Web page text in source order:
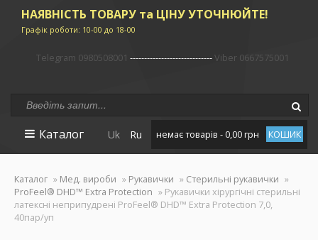
НАЯВНІСТЬ ТОВАРУ та ЦІНУ УТОЧНЮЙТЕ!
Графік роботи: 10-00 до 18-00
Telegram 0980508001 -----------------------------Viber 0667575001
Uk Ru немає товарів - 0,00 грн КОШИК
Каталог
Каталог » Мед. вироби » Рукавички » Стерильні рукавички »
ProFeel® DHD™ Extra Protection » Рукавички хірургічні стерильні
латексні неприпудрені ProFeel® DHD™ Extra Protection 7,0,
40пар/уп